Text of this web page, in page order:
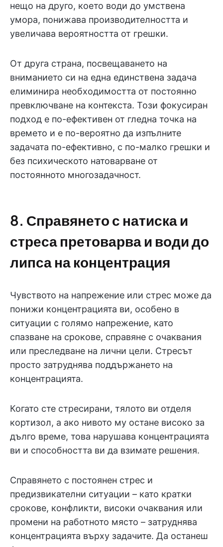
нещо на друго, което води до умствена
умора, понижава производителността и
увеличава вероятността от грешки.
От друга страна, посвещаването на
вниманието си на една единствена задача
елиминира необходимостта от постоянно
превключване на контекста. Този фокусиран
подход е по-ефективен от гледна точка на
времето и е по-вероятно да изпълните
задачата по-ефективно, с по-малко грешки и
без психическото натоварване от
постоянното многозадачност.
8. Справянето с натиска и
стреса претоварва и води до
липса на концентрация
Чувството на напрежение или стрес може да
понижи концентрацията ви, особено в
ситуации с голямо напрежение, като
спазване на срокове, справяне с очаквания
или преследване на лични цели. Стресът
просто затруднява поддържането на
концентрацията.
Когато сте стресирани, тялото ви отделя
кортизол, а ако нивото му остане високо за
дълго време, това нарушава концентрацията
ви и способността ви да взимате решения.
Справянето с постоянен стрес и
предизвикателни ситуации – като кратки
срокове, конфликти, високи очаквания или
промени на работното място – затруднява
концентрацията върху задачите. Да останеш